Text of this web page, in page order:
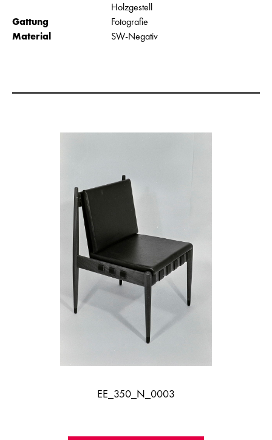
Holzgestell
Gattung
Fotografie
Material
SW-Negativ
EE_350_N_0003